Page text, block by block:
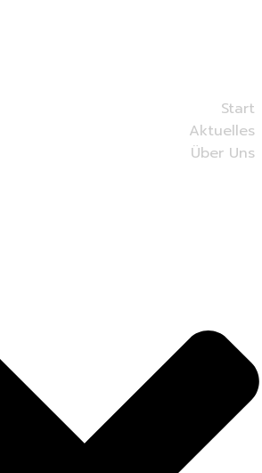
Start
Aktuelles
Über Uns